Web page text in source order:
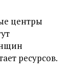
центры
ресурсов.